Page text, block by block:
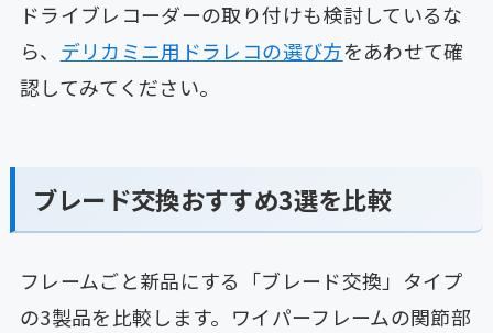
ドライブレコーダーの取り付けも検討しているな
ら、 デリカミニ用ドラレコの選び方をあわせて確
認してみてください。
ブレード交換おすすめ3選を比較
フレームごと新品にする「ブレード交換」タイプ
の3製品を比較します。ワイパーフレームの関節部